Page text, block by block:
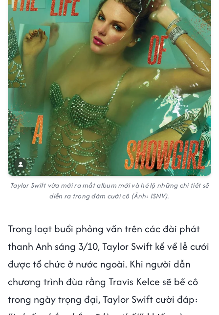
Taylor Swift vừa mới ra mắt album mới và hé lộ những chi tiết sẽ
diễn ra trong đám cưới cô (Ảnh: ISNV).
Trong loạt buổi phỏng vấn trên các đài phát
thanh Anh sáng 3/10, Taylor Swift kể về lễ cưới
được tổ chức ở nước ngoài. Khi người dẫn
chương trình đùa rằng Travis Kelce sẽ bế cô
trong ngày trọng đại, Taylor Swift cười đáp: